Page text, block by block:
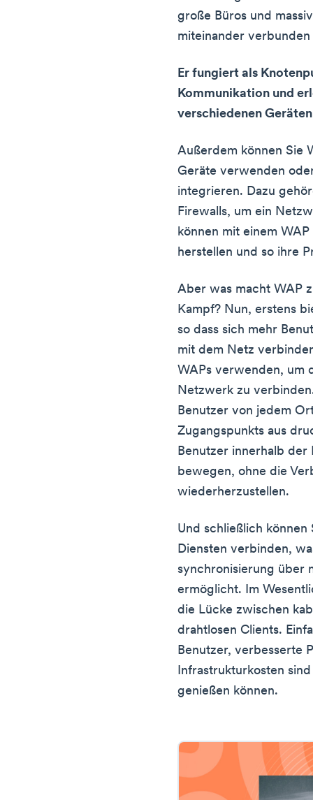
große Büros und
miteinander
Er fungiert als
Kommunikation und
verschiedenen
Außerdem können Sie
Geräte verwenden
integrieren. Dazu
Firewalls, um ein
können mit einem
herstellen und so ihre
Aber was macht WAP
Kampf? Nun, erstens
so dass sich mehr
mit dem Netz
WAPs verwenden, um
Netzwerk zu
Benutzer von jedem
Zugangspunkts aus
Benutzer innerhalb
bewegen, ohne die
wiederherzustellen.
Und schließlich
Diensten verbinden,
synchronisierung über
ermöglicht. Im
die Lücke zwischen
drahtlosen Clients.
Benutzer, verbesserte
Infrastrukturkosten
genießen können.